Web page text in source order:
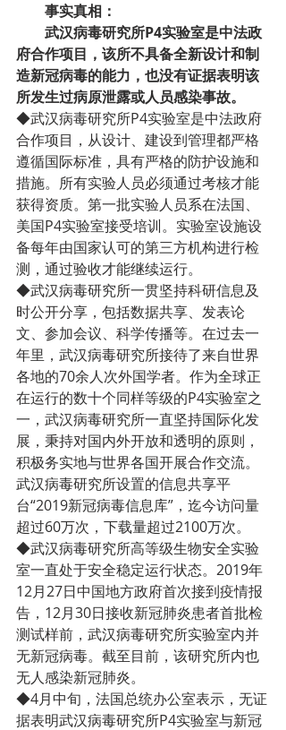
事实真相：
武汉病毒研究所P4实验室是中法政
府合作项目，该所不具备全新设计和制
造新冠病毒的能力，也没有证据表明该
所发生过病原泄露或人员感染事故。
◆武汉病毒研究所P4实验室是中法政府
合作项目，从设计、建设到管理都严格
遵循国际标准，具有严格的防护设施和
措施。所有实验人员必须通过考核才能
获得资质。第一批实验人员系在法国、
美国P4实验室接受培训。实验室设施设
备每年由国家认可的第三方机构进行检
测，通过验收才能继续运行。
◆武汉病毒研究所一贯坚持科研信息及
时公开分享，包括数据共享、发表论
文、参加会议、科学传播等。在过去一
年里，武汉病毒研究所接待了来自世界
各地的70余人次外国学者。作为全球正
在运行的数十个同样等级的P4实验室之
一，武汉病毒研究所一直坚持国际化发
展，秉持对国内外开放和透明的原则，
积极务实地与世界各国开展合作交流。
武汉病毒研究所设置的信息共享平
台“2019新冠病毒信息库”，迄今访问量
超过60万次，下载量超过2100万次。
◆武汉病毒研究所高等级生物安全实验
室一直处于安全稳定运行状态。2019年
12月27日中国地方政府首次接到疫情报
告，12月30日接收新冠肺炎患者首批检
测试样前，武汉病毒研究所实验室内并
无新冠病毒。截至目前，该研究所内也
无人感染新冠肺炎。
◆4月中旬，法国总统办公室表示，无证
据表明武汉病毒研究所P4实验室与新冠